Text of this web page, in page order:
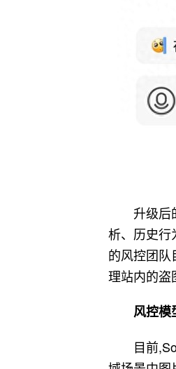
升级后
析、历史行
的风控团
理站内的盗
风控模
目前